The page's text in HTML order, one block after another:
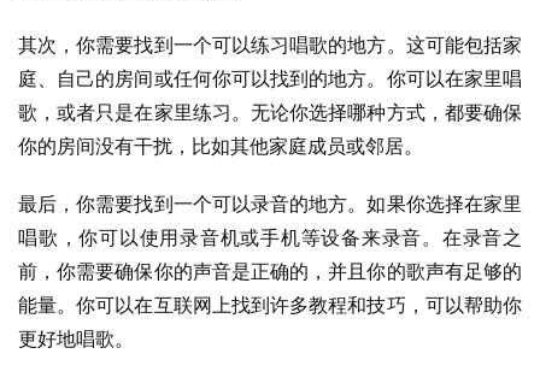
其次，你需要找到一个可以练习唱歌的地方。这可能包括家
庭、自己的房间或任何你可以找到的地方。你可以在家里唱
歌，或者只是在家里练习。无论你选择哪种方式，都要确保
你的房间没有干扰，比如其他家庭成员或邻居。
最后，你需要找到一个可以录音的地方。如果你选择在家里
唱歌，你可以使用录音机或手机等设备来录音。在录音之
前，你需要确保你的声音是正确的，并且你的歌声有足够的
能量。你可以在互联网上找到许多教程和技巧，可以帮助你
更好地唱歌。